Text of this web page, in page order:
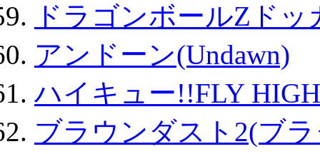
ドラゴンボールZド
アンドーン(Undawn)
ハイキュー!!FLY HIGH
ブラウンダスト2(ブ